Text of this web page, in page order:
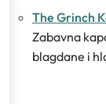
The Grinch
Zabavna
blagdane i